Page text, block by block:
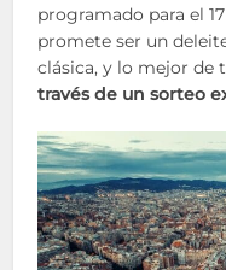
programado para el
promete ser un
clásica, y lo mejor de
través de un sorteo